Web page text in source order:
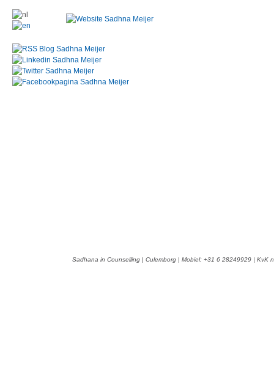
Sadhana in Counselling | Culemborg | Mobiel: +31 6 28249929 | KvK